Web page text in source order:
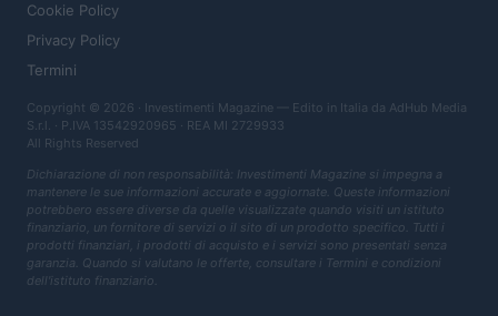
Cookie Policy
Privacy Policy
Termini
Copyright © 2026 · Investimenti Magazine — Edito in Italia da AdHub Media
S.r.l. · P.IVA 13542920965 · REA MI 2729933
All Rights Reserved
Dichiarazione di non responsabilità: Investimenti Magazine si impegna a
mantenere le sue informazioni accurate e aggiornate. Queste informazioni
potrebbero essere diverse da quelle visualizzate quando visiti un istituto
finanziario, un fornitore di servizi o il sito di un prodotto specifico. Tutti i
prodotti finanziari, i prodotti di acquisto e i servizi sono presentati senza
garanzia. Quando si valutano le offerte, consultare i Termini e condizioni
dell'istituto finanziario.